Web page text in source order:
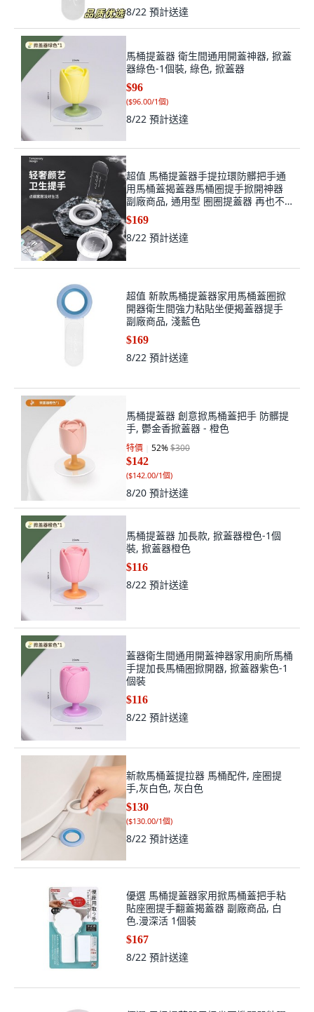
8/22 預計送達
馬桶提蓋器 衛生間通用開蓋神器, 掀蓋
器綠色-1個裝, 綠色, 掀蓋器
$96
($96.00/1個)
8/22 預計送達
超值 馬桶提蓋器手提拉環防髒把手通
用馬桶蓋揭蓋器馬桶圈提手掀開神器
副廠商品, 通用型 圈圈提蓋器 再也不
髒手/粘附,常規材質 白灰 1個裝 加厚
耐用/衛生提
$169
8/22 預計送達
超值 新款馬桶提蓋器家用馬桶蓋圈掀
開器衛生間強力粘貼坐便揭蓋器提手
副廠商品, 淺藍色
$169
8/22 預計送達
馬桶提蓋器 創意掀馬桶蓋把手 防髒提
手, 鬱金香掀蓋器 - 橙色
特價 52%$300
$142
($142.00/1個)
8/20 預計送達
馬桶提蓋器 加長款, 掀蓋器橙色-1個
裝, 掀蓋器橙色
$116
8/22 預計送達
蓋器衛生間通用開蓋神器家用廁所馬桶
手提加長馬桶圈掀開器, 掀蓋器紫色-1
個裝
$116
8/22 預計送達
新款馬桶蓋提拉器 馬桶配件, 座圈提
手,灰白色, 灰白色
$130
($130.00/1個)
8/22 預計送達
優選 馬桶提蓋器家用掀馬桶蓋把手粘
貼座圈提手翻蓋揭蓋器 副廠商品, 白
色.漫深活 1個裝
$167
8/22 預計送達